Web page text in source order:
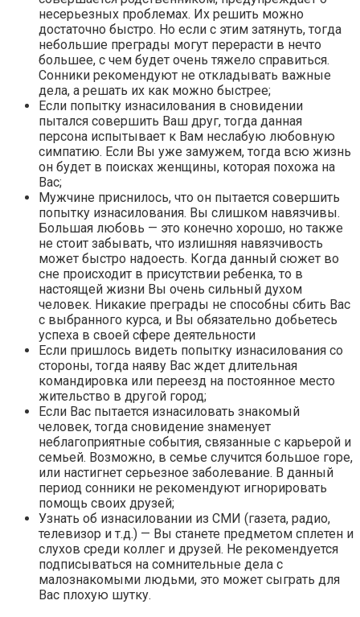
несерьезных проблемах. Их решить можно
достаточно быстро. Но если с этим затянуть, тогда
небольшие преграды могут перерасти в нечто
большее, с чем будет очень тяжело справиться.
Сонники рекомендуют не откладывать важные
дела, а решать их как можно быстрее;
Если попытку изнасилования в сновидении
пытался совершить Ваш друг, тогда данная
персона испытывает к Вам неслабую любовную
симпатию. Если Вы уже замужем, тогда всю жизнь
он будет в поисках женщины, которая похожа на
Вас;
Мужчине приснилось, что он пытается совершить
попытку изнасилования. Вы слишком навязчивы.
Большая любовь — это конечно хорошо, но также
не стоит забывать, что излишняя навязчивость
может быстро надоесть. Когда данный сюжет во
сне происходит в присутствии ребенка, то в
настоящей жизни Вы очень сильный духом
человек. Никакие преграды не способны сбить Вас
с выбранного курса, и Вы обязательно добьетесь
успеха в своей сфере деятельности
Если пришлось видеть попытку изнасилования со
стороны, тогда наяву Вас ждет длительная
командировка или переезд на постоянное место
жительство в другой город;
Если Вас пытается изнасиловать знакомый
человек, тогда сновидение знаменует
неблагоприятные события, связанные с карьерой и
семьей. Возможно, в семье случится большое горе,
или настигнет серьезное заболевание. В данный
период сонники не рекомендуют игнорировать
помощь своих друзей;
Узнать об изнасиловании из СМИ (газета, радио,
телевизор и т.д.) — Вы станете предметом сплетен и
слухов среди коллег и друзей. Не рекомендуется
подписываться на сомнительные дела с
малознакомыми людьми, это может сыграть для
Вас плохую шутку.